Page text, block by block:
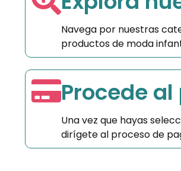
Navega por nuestras
productos de moda
Procede
Una vez que hayas
dirígete al proceso de